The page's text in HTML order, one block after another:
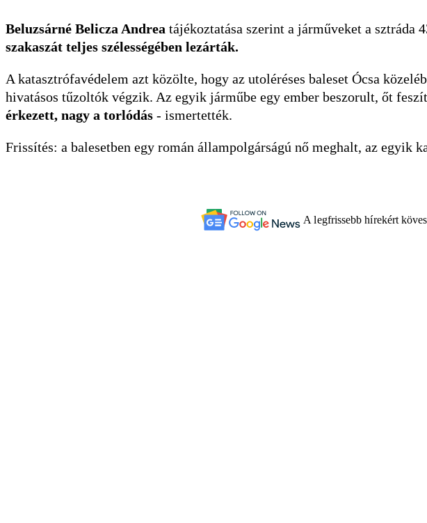
Beluzsárné Belicza Andrea tájékoztatása szerint a járműveket a
szakaszát teljes szélességében lezárták.
A katasztrófavédelem azt közölte, hogy az utoléréses baleset Ócsa
hivatásos tűzoltók végzik. Az egyik járműbe egy ember beszorult, őt
érkezett, nagy a torlódás - ismertették.
Frissítés: a balesetben egy román állampolgárságú nő meghalt, az egyik
A legfrissebb hírekért